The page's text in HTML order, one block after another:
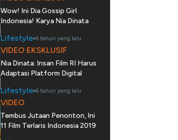
Wow! Ini Dia Gossip Girl
Indonesia! Karya Nia Dinata
Lifestyle 6 tahun yang lalu
VIDEO EKSKLUSIF
Nia Dinata: Insan Film RI Harus
Adaptasi Platform Digital
Lifestyle 6 tahun yang lalu
VIDEO
Tembus Jutaan Penonton, Ini
11 Film Terlaris Indonesia 2019